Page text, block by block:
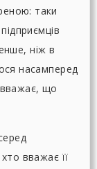
таки
ніж в
насамперед
що
вважає її